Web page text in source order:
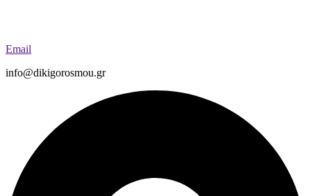
Email
info@dikigorosmou.gr